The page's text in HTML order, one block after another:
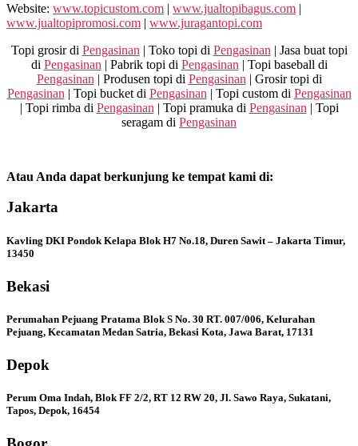
Website: www.topicustom.com | www.jualtopibagus.com |
www.jualtopipromosi.com | www.juragantopi.com
Topi grosir di Pengasinan | Toko topi di Pengasinan | Jasa buat topi
di Pengasinan | Pabrik topi di Pengasinan | Topi baseball di
Pengasinan | Produsen topi di Pengasinan | Grosir topi di
Pengasinan | Topi bucket di Pengasinan | Topi custom di Pengasinan
| Topi rimba di Pengasinan | Topi pramuka di Pengasinan | Topi
seragam di Pengasinan
Atau Anda dapat berkunjung ke tempat kami di:
Jakarta
Kavling DKI Pondok Kelapa Blok H7 No.18, Duren Sawit – Jakarta Timur,
13450
Bekasi
Perumahan Pejuang Pratama Blok S No. 30 RT. 007/006, Kelurahan
Pejuang, Kecamatan Medan Satria, Bekasi Kota, Jawa Barat, 17131
Depok
Perum Oma Indah, Blok FF 2/2, RT 12 RW 20, Jl. Sawo Raya, Sukatani,
Tapos, Depok, 16454